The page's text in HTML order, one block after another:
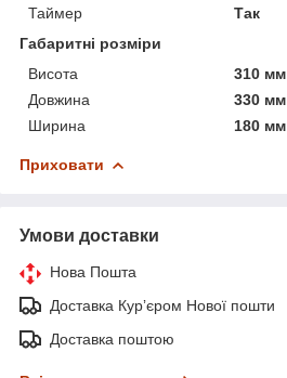
Таймер
Так
Габаритні розміри
Висота
310 мм
Довжина
330 мм
Ширина
180 мм
Приховати
Умови доставки
Нова Пошта
Доставка Курʼєром Нової пошти
Доставка поштою